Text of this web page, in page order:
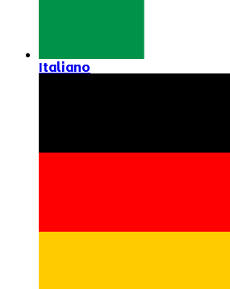
Italiano